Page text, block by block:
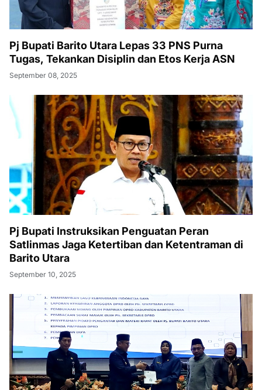
Pj Bupati Barito Utara Lepas 33 PNS Purna
Tugas, Tekankan Disiplin dan Etos Kerja ASN
September 08, 2025
Pj Bupati Instruksikan Penguatan Peran
Satlinmas Jaga Ketertiban dan Ketentraman di
Barito Utara
September 10, 2025